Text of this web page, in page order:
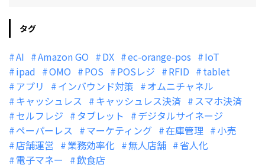
タグ
AI Amazon GO DX ec-orange-pos
IoT
ipad
OMO POS POSレジ RFID
tablet
アプリ
インバウンド対策
オムニチャネル
キャッシュレス
キャッシュレス決済
スマホ決済
セルフレジ
タブレット
デジタルサイネージ
ペーパーレス
マーケティング 在庫管理
小売
店舗運営
業務効率化 無人店舗
省人化
電子マネー
飲食店